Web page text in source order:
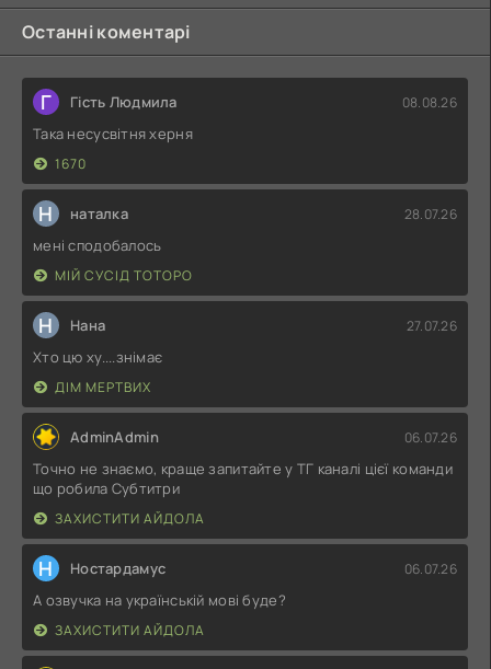
Останні коментарі
Г Гість Людмила 08.08.26
Така несусвітня херня
1670
Н наталка 28.07.26
мені сподобалось
МІЙ СУСІД ТОТОРО
Н Нана 27.07.26
Хто цю ху....знімає
ДІМ МЕРТВИХ
AdminAdmin 06.07.26
Точно не знаємо, краще запитайте у ТГ каналі цієї команди
що робила Субтитри
ЗАХИСТИТИ АЙДОЛА
Н Ностардамус 06.07.26
А озвучка на українській мові буде?
ЗАХИСТИТИ АЙДОЛА